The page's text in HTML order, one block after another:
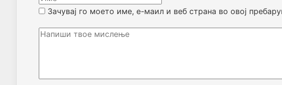
Зачувај го моето име, е-маил и веб страна во овој